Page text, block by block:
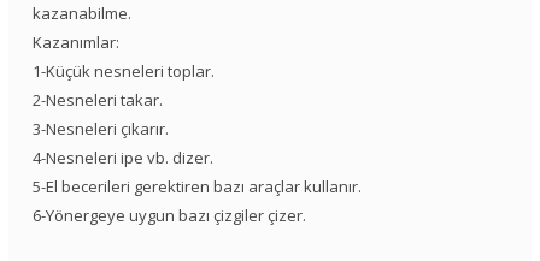
kazanabilme.
Kazanımlar:
1-Küçük nesneleri toplar.
2-Nesneleri takar.
3-Nesneleri çıkarır.
4-Nesneleri ipe vb. dizer.
5-El becerileri gerektiren bazı araçlar kullanır.
6-Yönergeye uygun bazı çizgiler çizer.